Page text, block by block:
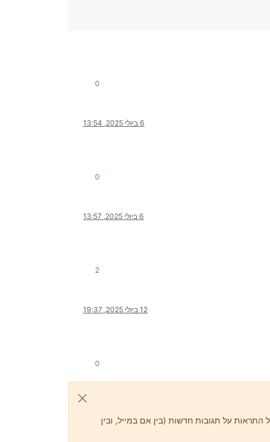
0
6 ביולי 2025, 13:54
0
6 ביולי 2025, 13:57
2
12 ביולי 2025, 19:37
0
על תגובות חדשות (בין אם במייל, ובין